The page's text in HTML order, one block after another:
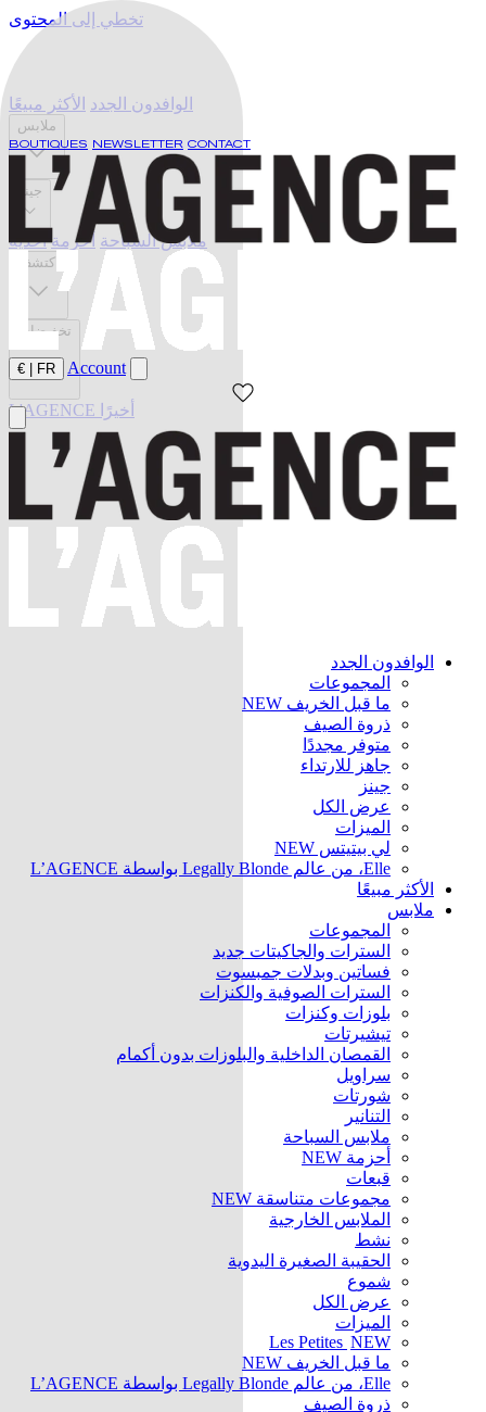
تخطي إلى المحتوى
BOUTIQUES NEWSLETTER CONTACT
FR
€ Account
الوافدون الجدد
المجموعات
ما قبل الخريف NEW
ذروة الصيف
متوفر مجددًا
جاهز للارتداء
جينز
عرض الكل
الميزات
لي بيتيتس NEW
Elle، من عالم Legally Blonde بواسطة L’AGENCE
الأكثر مبيعًا
ملابس
المجموعات
السترات والجاكيتات جديد
فساتين وبدلات جمبسوت
السترات الصوفية والكنزات
بلوزات وكنزات
تيشيرتات
القمصان الداخلية والبلوزات بدون أكمام
سراويل
شورتات
التنانير
ملابس السباحة
أحزمة NEW
قبعات
مجموعات متناسقة NEW
الملابس الخارجية
نشط
الحقيبة الصغيرة اليدوية
شموع
عرض الكل
الميزات
Les Petites NEW
ما قبل الخريف NEW
Elle، من عالم Legally Blonde بواسطة L’AGENCE
ذروة الصيف
الوافدون الجدد الأكثر مبيعًا
ملابس
جينز
ملابس السباحة أحزمة أحذية
اكتشف
تخفيضات
L'AGENCE أخيرًا